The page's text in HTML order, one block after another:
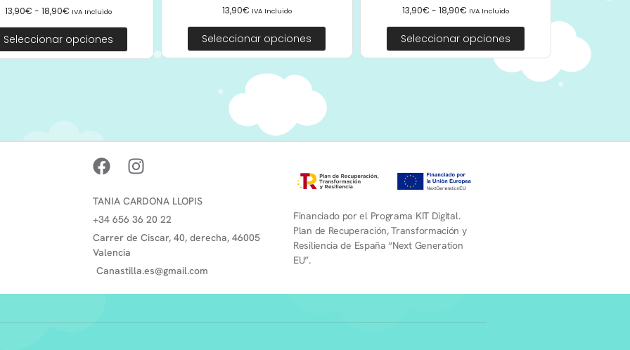
13,90€ - 18,90€ IVA Incluido
Seleccionar opciones
13,90€ IVA Incluido
Seleccionar opciones
13,90€ - 18,90€ IVA Incluido
Seleccionar opciones
TANIA CARDONA LLOPIS
+34 656 36 20 22
Carrer de Ciscar, 40, derecha, 46005
Valencia
Canastilla.es@gmail.com
Financiado por el Programa KIT Digital.
Plan de Recuperación, Transformación y
Resiliencia de España “Next Generation
EU”.